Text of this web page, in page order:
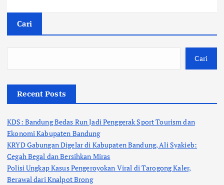
Cari
Cari
Recent Posts
KDS: Bandung Bedas Run Jadi Penggerak Sport Tourism dan
Ekonomi Kabupaten Bandung
KRYD Gabungan Digelar di Kabupaten Bandung, Ali Syakieb:
Cegah Begal dan Bersihkan Miras
Polisi Ungkap Kasus Pengeroyokan Viral di Tarogong Kaler,
Berawal dari Knalpot Brong